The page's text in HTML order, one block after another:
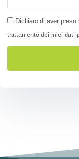
Dichiaro di aver preso
trattamento dei miei dati